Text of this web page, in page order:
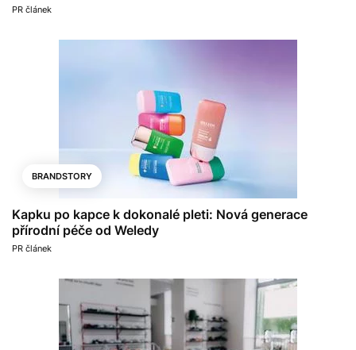
PR článek
BRANDSTORY
Kapku po kapce k dokonalé pleti: Nová generace
přírodní péče od Weledy
PR článek